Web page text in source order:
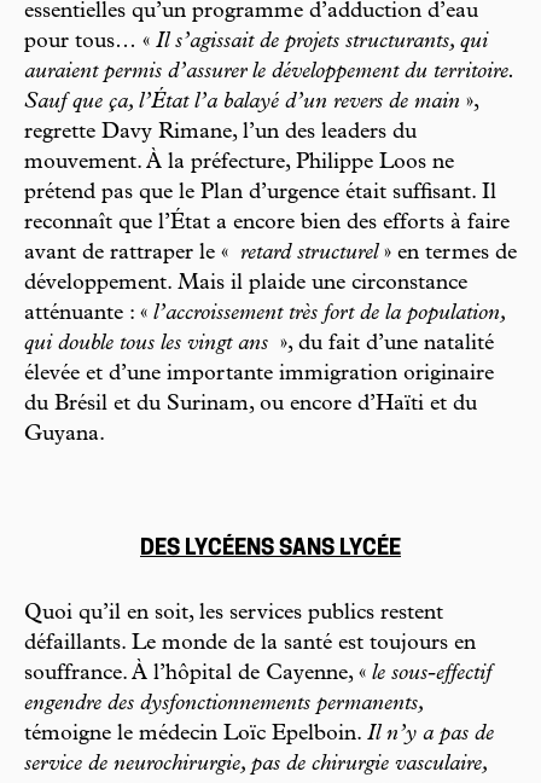
essentielles qu’un programme d’adduction d’eau
pour tous… « Il s’agissait de projets structurants, qui
auraient permis d’assurer le développement du territoire.
Sauf que ça, l’État l’a balayé d’un revers de main »,
regrette Davy Rimane, l’un des leaders du
mouvement. À la préfecture, Philippe Loos ne
prétend pas que le Plan d’urgence était suffisant. Il
reconnaît que l’État a encore bien des efforts à faire
avant de rattraper le « retard structurel» en termes de
développement. Mais il plaide une circonstance
atténuante : « l’accroissement très fort de la population,
qui double tous les vingt ans », du fait d’une natalité
élevée et d’une importante immigration originaire
du Brésil et du Surinam, ou encore d’Haïti et du
Guyana.
DES LYCÉENS SANS LYCÉE
Quoi qu’il en soit, les services publics restent
défaillants. Le monde de la santé est toujours en
souffrance. À l’hôpital de Cayenne, « le sous-effectif
engendre des dysfonctionnements permanents,
témoigne le médecin Loïc Epelboin. Il n’y a pas de
service de neurochirurgie, pas de chirurgie vasculaire,